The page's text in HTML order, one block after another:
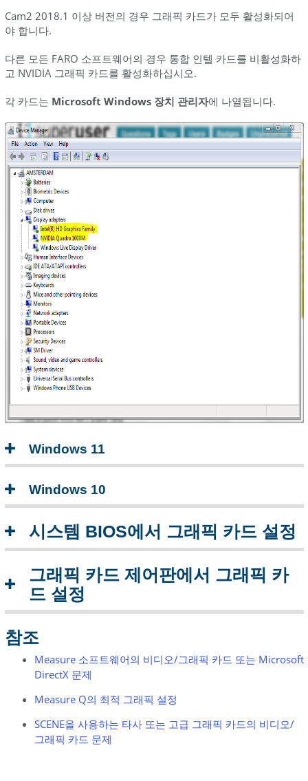
하
리
드
래
비
활
성
G5)
Dell
노
트
북:
Windows
서
BIOS
팅
그
래
카
드
제
어
에
서
그
래
드
설
조
Cam2 2018.1 이상 버전의 경우 그래픽 카드가 모두 활성화되어
야 합니다.
다른 모든 FARO 소프트웨어의 경우 통합 인텔 카드를 비활성화하
고 NVIDIA 그래픽 카드를 활성화하십시오.
각 카드는 Microsoft Windows 장치 관리자에 나열됩니다.
Windows 11
Windows 10
시스템 BIOS에서 그래픽 카드 설정
그래픽 카드 제어판에서 그래픽 카
드 설정
참조
Measure 소프트웨어의 비디오/그래픽 카드 또는 Microsoft
DirectX 문제
Measure Q의 최적 그래픽 설정
SCENE을 사용하는 타사 또는 고급 그래픽 카드의 비디오/
그래픽 카드 문제